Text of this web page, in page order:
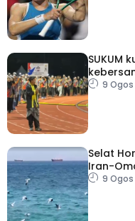
SUKUM
9 Ogos
Selat
Iran-
9 Ogos